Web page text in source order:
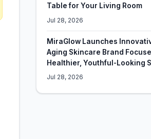
Table for Your Living Room
Jul 28, 2026
MiraGlow Launches
Aging Skincare Brand
Healthier, Youthful-Looking
Jul 28, 2026